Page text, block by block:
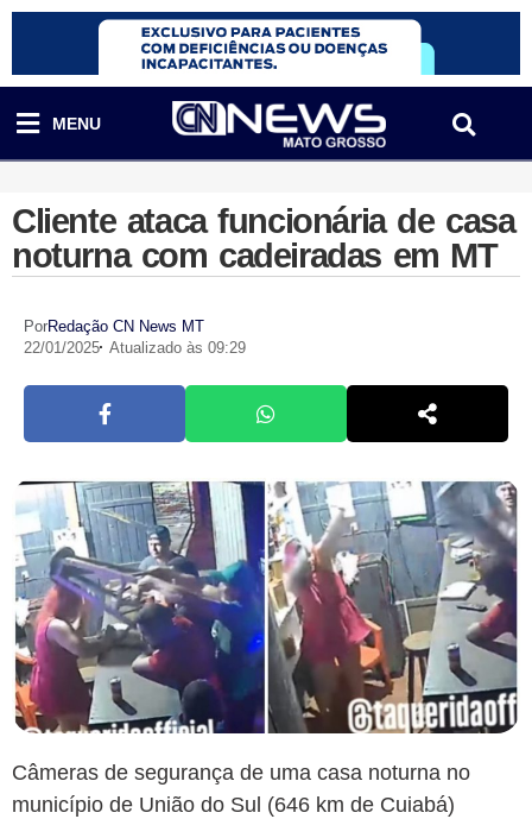
MENU
Cliente ataca funcionária de casa
noturna com cadeiradas em MT
PorRedação CN News MT
22/01/2025 Atualizado às 09:29
Câmeras de segurança de uma casa noturna no
município de União do Sul (646 km de Cuiabá)